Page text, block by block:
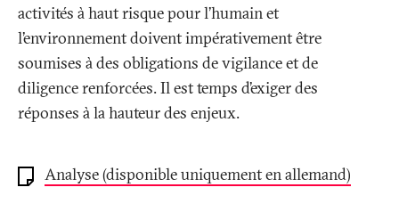
activités à haut risque pour l’humain et
l’environnement doivent impérativement être
soumises à des obligations de vigilance et de
diligence renforcées. Il est temps d’exiger des
réponses à la hauteur des enjeux.
Analyse (disponible uniquement en allemand)